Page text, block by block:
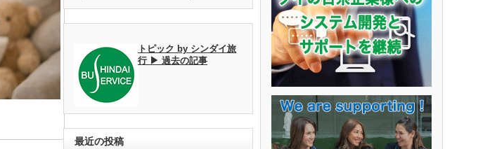
トピック by シンダイ旅
行 ▶ 過去の記事
最近の投稿